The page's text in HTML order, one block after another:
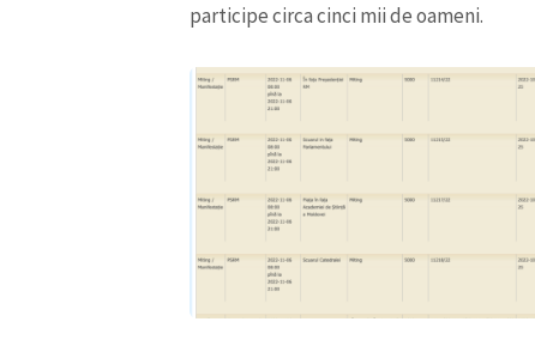
participe circa cinci mii de oameni.
ȘTIREA MEA